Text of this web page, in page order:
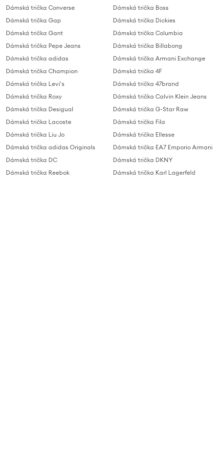
Dámská trička Converse
Dámská trička Gap
Dámská trička Gant
Dámská trička Pepe Jeans
Dámská trička adidas
Dámská trička Champion
Dámská trička Levi's
Dámská trička Roxy
Dámská trička Desigual
Dámská trička Lacoste
Dámská trička Liu Jo
Dámská trička adidas Originals
Dámská trička DC
Dámská trička Reebok
Dámská trička Boss
Dámská trička Dickies
Dámská trička Columbia
Dámská trička Billabong
Dámská trička Armani Exchange
Dámská trička 4F
Dámská trička 47brand
Dámská trička Calvin Klein Jeans
Dámská trička G-Star Raw
Dámská trička Fila
Dámská trička Ellesse
Dámská trička EA7 Emporio Armani
Dámská trička DKNY
Dámská trička Karl Lagerfeld